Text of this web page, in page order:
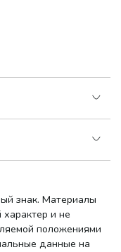
знак. Материалы
и не
положениями
данные на